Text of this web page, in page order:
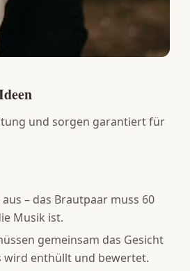
und sorgen garantiert für
– das Brautpaar muss 60
Musik ist.
gemeinsam das Gesicht
wird enthüllt und bewertet.